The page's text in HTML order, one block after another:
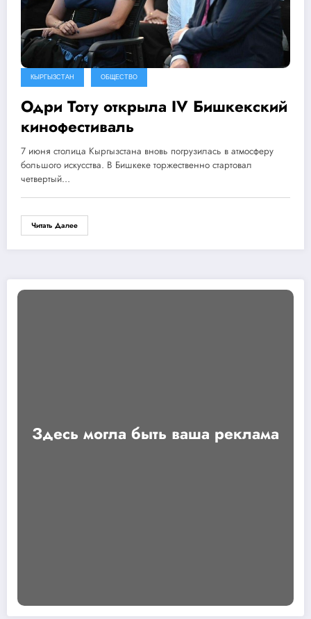
КЫРГЫЗСТАН ОБЩЕСТВО
Одри Тоту открыла IV Бишкекский
кинофестиваль
7 июня столица Кыргызстана вновь погрузилась в атмосферу
большого искусства. В Бишкеке торжественно стартовал
четвертый…
Читать Далее
Здесь могла быть ваша реклама